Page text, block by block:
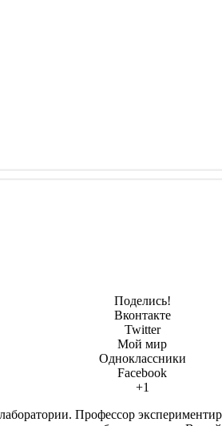
Поделись!
Вконтакте
Twitter
Мой мир
Одноклассники
Facebook
+1
Профессор